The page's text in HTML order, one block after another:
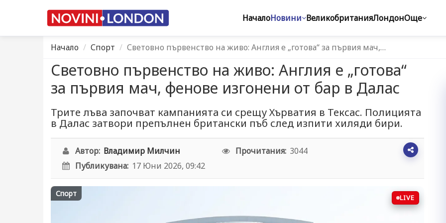
НачалоНовини ВеликобританияЛондонОще
Начало Спорт Световно първенство на живо: Англия е „готова“ за първия мач,…
Световно първенство на живо: Англия е „готова“
за първия мач, фенове изгонени от бар в Далас
Трите лъва започват кампанията си срещу Хърватия в Тексас. Полицията
в Далас затвори препълнен британски пъб след изпити хиляди бири.
Автор: Владимир Милчин Прочитания: 3044
Публикувана: 17 Юни 2026, 09:42
Спорт LIVE